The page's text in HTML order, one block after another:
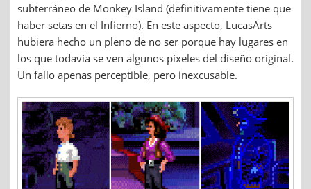
subterráneo de Monkey Island (definitivamente tiene que
haber setas en el Infierno). En este aspecto, LucasArts
hubiera hecho un pleno de no ser porque hay lugares en
los que todavía se ven algunos píxeles del diseño original.
Un fallo apenas perceptible, pero inexcusable.